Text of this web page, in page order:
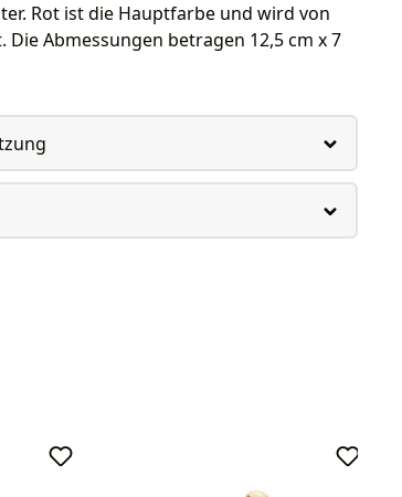
Rot ist die Hauptfarbe und wird von
Die Abmessungen betragen 12,5 cm x 7